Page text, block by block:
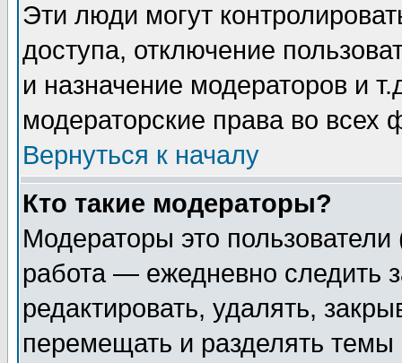
Эти люди могут
доступа, отключение
и назначение модераторов и
модераторские права во всех
Вернуться к началу
Кто такие модераторы?
Модераторы это
работа — ежедневно следить
редактировать, удалять,
перемещать и разделять